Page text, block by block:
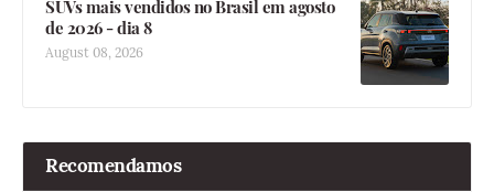
SUVs mais vendidos no Brasil em agosto
de 2026 - dia 8
August 08, 2026
Recomendamos